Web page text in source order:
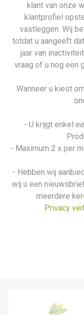
klant van onze
klantprofiel
vastleggen. Wij
totdat u aangeeft
jaar van
vraag of u nog een
Wanneer u kiest
- U krijgt enkel
- Maximum 2 x per
- Hebben wij
wij u een
meerdere
Privacy